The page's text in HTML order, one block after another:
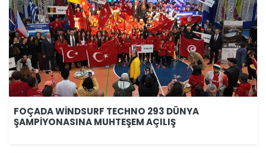
FOÇADA WİNDSURF TECHNO 293 DÜNYA
ŞAMPİYONASINA MUHTEŞEM AÇILIŞ